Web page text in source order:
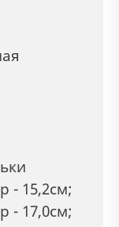
- 15,2см;
- 17,0см;